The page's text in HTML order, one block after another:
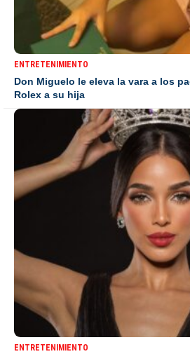
ENTRETENIMIENTO
Don Miguelo le eleva la vara a los
Rolex a su hija
ENTRETENIMIENTO